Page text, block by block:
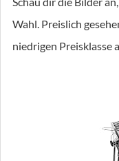
Wahl. Preislich
niedrigen Preisklasse